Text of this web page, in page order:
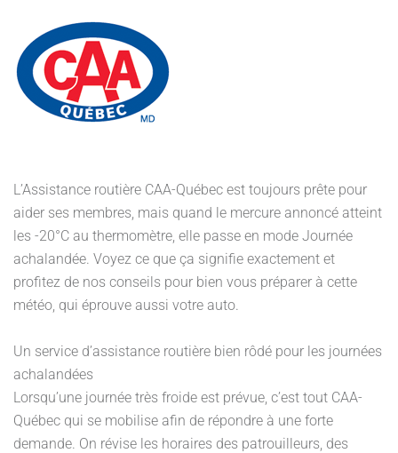
L’Assistance routière CAA-Québec est toujours prête pour
aider ses membres, mais quand le mercure annoncé atteint
les -20°C au thermomètre, elle passe en mode Journée
achalandée. Voyez ce que ça signifie exactement et
profitez de nos conseils pour bien vous préparer à cette
météo, qui éprouve aussi votre auto.
Un service d’assistance routière bien rôdé pour les journées
achalandées
Lorsqu’une journée très froide est prévue, c’est tout CAA-
Québec qui se mobilise afin de répondre à une forte
demande. On révise les horaires des patrouilleurs, des